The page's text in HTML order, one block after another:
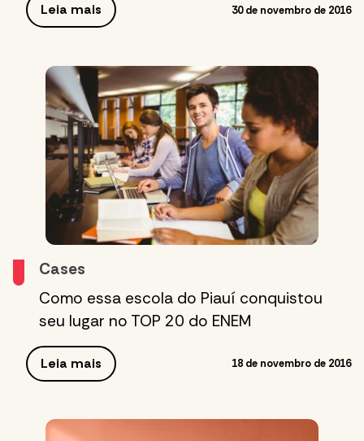
Leia mais 30 de novembro de 2016
Cases
Como essa escola do Piauí conquistou
seu lugar no TOP 20 do ENEM
Leia mais 18 de novembro de 2016